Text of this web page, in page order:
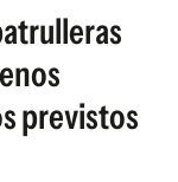
previstos